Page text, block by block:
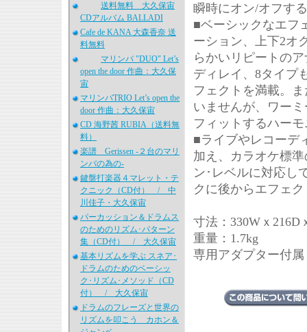
送料無料 大久保宙
CDアルバム BALLADI
Cafe de KANA 大森香奈 送
料無料
マリンバ "DUO" Let’s
open the door 作曲：大久保
宙
マリンバTRIO Let’s open the
door 作曲：大久保宙
CD 海野茜 RUBIA（送料無
料）
楽譜 Gerissen -２台のマリ
ンバの為の-
鍵盤打楽器４マレット・テ
クニック（CD付） / 中
川佳子・大久保宙
パーカッション＆ドラムス
のためのリズム･パターン
集（CD付） / 大久保宙
基本リズムを学ぶ スネア･
ドラムのためのベーシッ
ク･リズム･メソッド（CD
付） / 大久保宙
ドラムのフレーズと世界の
リズムを叩こう カホン＆
瞬時にオン/オフす
■ベーシックなエフ
ーション、上下2オ
らかいリピートの
ディレイ、8タイプ
フェクトを満載。
いませんが、ワー
フィットするハー
■ライブやレコーデ
加え、カラオケ標
ン･レベルに対応し
クに後からエフェ
寸法：330Wｘ216D
重量：1.7kg
専用アダプター付属